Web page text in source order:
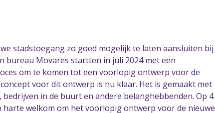
stadstoegang zo goed mogelijk te laten aansluiten bij
bureau Movares startten in juli 2024 met een
om te komen tot een voorlopig ontwerp voor de
voor dit ontwerp is nu klaar. Het is gemaakt met
in de buurt en andere belanghebbenden. Op 4
harte welkom om het voorlopig ontwerp voor de nieuwe